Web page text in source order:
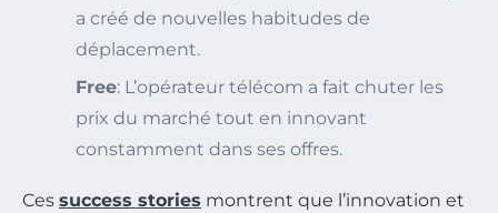
a créé de nouvelles habitudes de
déplacement.
Free: L’opérateur télécom a fait chuter les
prix du marché tout en innovant
constamment dans ses offres.
Ces success stories montrent que l’innovation et